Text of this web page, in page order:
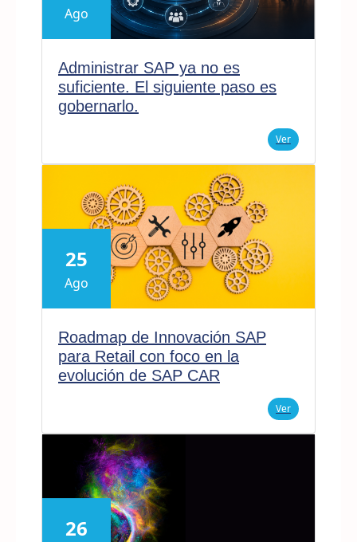
Ago
Administrar SAP ya no es
suficiente. El siguiente paso es
gobernarlo.
Ver
25
Ago
Roadmap de Innovación SAP
para Retail con foco en la
evolución de SAP CAR
Ver
26